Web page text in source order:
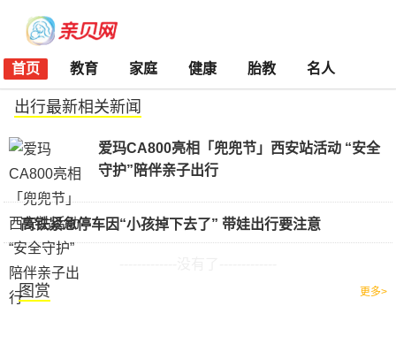
首页 教育 家庭 健康 胎教 名人
出行最新相关新闻
爱玛CA800亮相「兜兜节」西安站活动 “安全
守护”陪伴亲子出行
高铁紧急停车因“小孩掉下去了” 带娃出行要注意
图赏 更多>